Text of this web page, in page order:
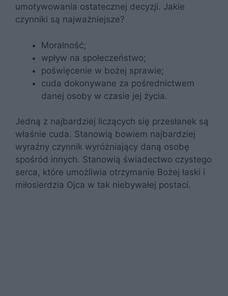
umotywowania ostatecznej decyzji. Jakie
czynniki są najważniejsze?
Moralność;
wpływ na społeczeństwo;
poświęcenie w bożej sprawie;
cuda dokonywane za pośrednictwem
danej osoby w czasie jej życia.
Jedną z najbardziej liczących się przesłanek są
właśnie cuda. Stanowią bowiem najbardziej
wyraźny czynnik wyróżniający daną osobę
spośród innych. Stanowią świadectwo czystego
serca, które umożliwia otrzymanie Bożej łaski i
miłosierdzia Ojca w tak niebywałej postaci.